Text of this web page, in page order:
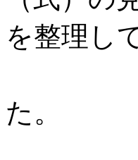
を整理し
た。